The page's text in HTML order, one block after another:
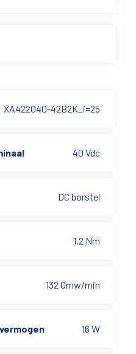
XA422040-42B2K_i=25
40 Vdc
DC borstel
1,2 Nm
132 Omw/min
16 W